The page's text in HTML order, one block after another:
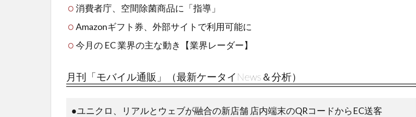
消費者庁、空間除菌商品に「指導」
Amazonギフト券、外部サイトで利用可能に
今月の EC 業界の主な動き【業界レーダー】
月刊「モバイル通販」（最新ケータイNews＆分析）
●ユニクロ、リアルとウェブが融合の新店舗 店内端末のQRコードからEC送客